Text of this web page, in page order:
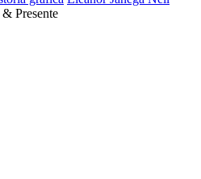
& Presente